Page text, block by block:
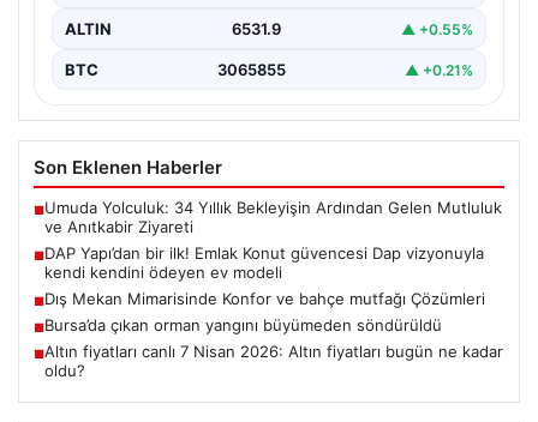
ALTIN 6531.9 ▲ +0.55%
BTC 3065855 ▲ +0.21%
Son Eklenen Haberler
■Umuda Yolculuk: 34 Yıllık Bekleyişin Ardından Gelen Mutluluk
ve Anıtkabir Ziyareti
■DAP Yapı’dan bir ilk! Emlak Konut güvencesi Dap vizyonuyla
kendi kendini ödeyen ev modeli
■Dış Mekan Mimarisinde Konfor ve bahçe mutfağı Çözümleri
■Bursa’da çıkan orman yangını büyümeden söndürüldü
■Altın fiyatları canlı 7 Nisan 2026: Altın fiyatları bugün ne kadar
oldu?